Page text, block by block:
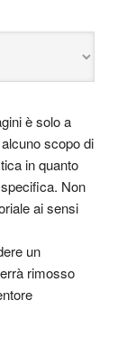
è solo a
scopo di
in quanto
Non
ai sensi
un
rimosso